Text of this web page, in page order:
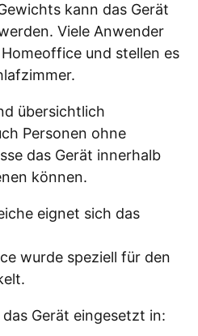
kann das Gerät
Viele Anwender
und stellen es
übersichtlich
Personen ohne
das Gerät innerhalb
können.
eignet sich das
wurde speziell für den
Gerät eingesetzt in: